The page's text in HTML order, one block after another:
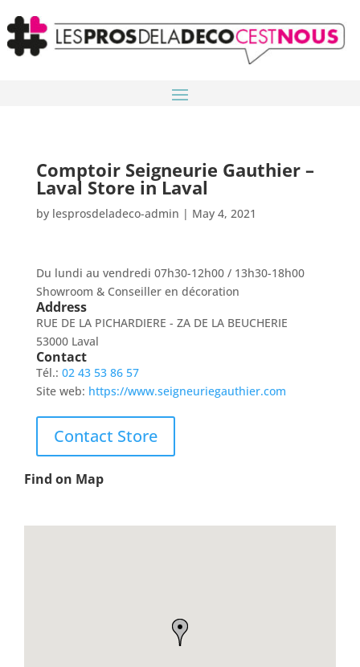
Comptoir Seigneurie Gauthier –
Laval Store in Laval
by lesprosdeladeco-admin | May 4, 2021
Du lundi au vendredi 07h30-12h00 / 13h30-18h00
Showroom & Conseiller en décoration
Address
RUE DE LA PICHARDIERE - ZA DE LA BEUCHERIE
53000 Laval
Contact
Tél.: 02 43 53 86 57
Site web: https://www.seigneuriegauthier.com
Contact Store
Find on Map